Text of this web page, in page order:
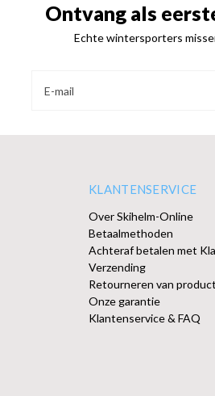
Ontvang als
Echte wintersporters
KLANTENSERVICE
Over Skihelm-Online
Betaalmethoden
Achteraf betalen met
Verzending
Retourneren van
Onze garantie
Klantenservice & FAQ